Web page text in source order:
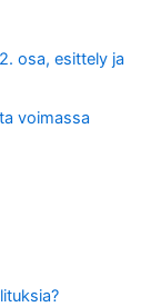
osa, esittely ja
voimassa